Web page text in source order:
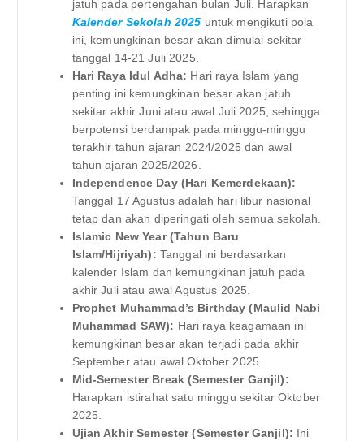
jatuh pada pertengahan bulan Juli. Harapkan
Kalender Sekolah 2025 untuk mengikuti pola
ini, kemungkinan besar akan dimulai sekitar
tanggal 14-21 Juli 2025.
Hari Raya Idul Adha: Hari raya Islam yang
penting ini kemungkinan besar akan jatuh
sekitar akhir Juni atau awal Juli 2025, sehingga
berpotensi berdampak pada minggu-minggu
terakhir tahun ajaran 2024/2025 dan awal
tahun ajaran 2025/2026.
Independence Day (Hari Kemerdekaan):
Tanggal 17 Agustus adalah hari libur nasional
tetap dan akan diperingati oleh semua sekolah.
Islamic New Year (Tahun Baru
Islam/Hijriyah): Tanggal ini berdasarkan
kalender Islam dan kemungkinan jatuh pada
akhir Juli atau awal Agustus 2025.
Prophet Muhammad’s Birthday (Maulid Nabi
Muhammad SAW): Hari raya keagamaan ini
kemungkinan besar akan terjadi pada akhir
September atau awal Oktober 2025.
Mid-Semester Break (Semester Ganjil):
Harapkan istirahat satu minggu sekitar Oktober
2025.
Ujian Akhir Semester (Semester Ganjil): Ini